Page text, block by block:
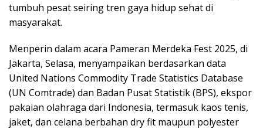
tumbuh pesat seiring tren gaya hidup sehat di
masyarakat.
Menperin dalam acara Pameran Merdeka Fest 2025, di
Jakarta, Selasa, menyampaikan berdasarkan data
United Nations Commodity Trade Statistics Database
(UN Comtrade) dan Badan Pusat Statistik (BPS), ekspor
pakaian olahraga dari Indonesia, termasuk kaos tenis,
jaket, dan celana berbahan dry fit maupun polyester